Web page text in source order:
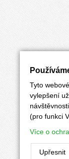
Tyto
vylepšení
(pro funkci
Více o
Upřesnit